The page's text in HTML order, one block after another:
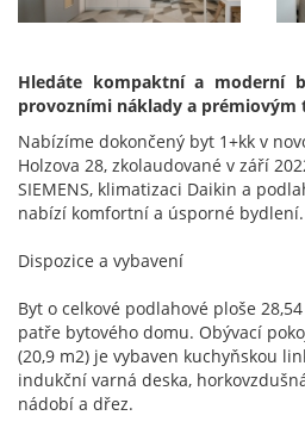
Hledáte kompaktní a moderní
provozními náklady a prémiovým
Nabízíme dokončený byt 1+kk v
Holzova 28, zkolaudované v září
SIEMENS, klimatizaci Daikin a
nabízí komfortní a úsporné bydlení.
Dispozice a vybavení
Byt o celkové podlahové ploše
patře bytového domu. Obývací
(20,9 m2) je vybaven kuchyňskou
indukční varná deska,
nádobí a dřez.